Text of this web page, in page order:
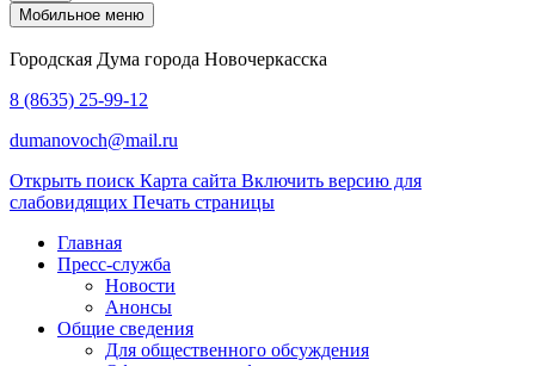
Мобильное меню
Городская Дума города Новочеркасска
8 (8635) 25-99-12
dumanovoch@mail.ru
Открыть поиск Карта сайта Включить версию для
слабовидящих Печать страницы
Главная
Пресс-служба
Новости
Анонсы
Общие сведения
Для общественного обсуждения